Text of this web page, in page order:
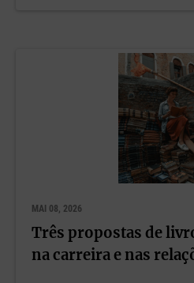
MAI 08, 2026
Três propostas de
na carreira e nas